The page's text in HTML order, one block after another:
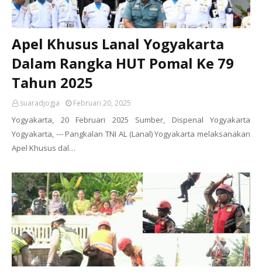
Apel Khusus Lanal Yogyakarta
Dalam Rangka HUT Pomal Ke 79
Tahun 2025
suaradjogja Februari 20, 2025
Yogyakarta, 20 Februari 2025 Sumber, Dispenal Yogyakarta
Yogyakarta, --- Pangkalan TNI AL (Lanal) Yogyakarta melaksanakan
Apel Khusus dal…